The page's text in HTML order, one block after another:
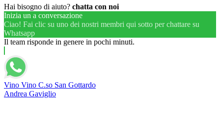
Hai bisogno di aiuto? chatta con noi
Inizia un a conversazione
Ciao! Fai clic su uno dei nostri membri qui sotto per chattare su
Whatsapp
Il team risponde in genere in pochi minuti.
Vino Vino C.so San Gottardo
Andrea Gaviglio